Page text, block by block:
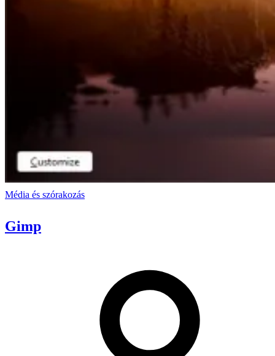
Média és szórakozás
Gimp